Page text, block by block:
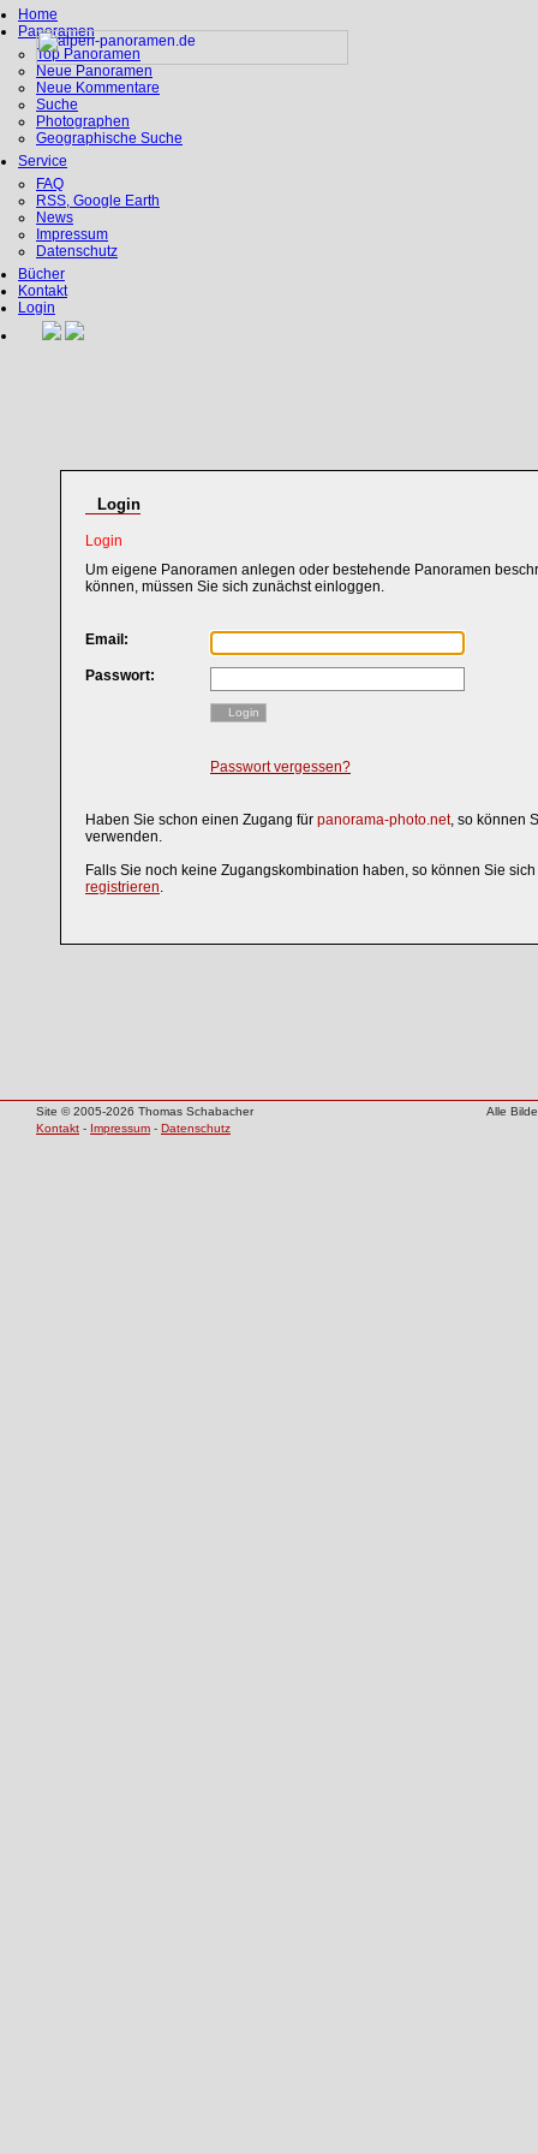
Home
Panoramen
Top Panoramen
Neue Panoramen
Neue Kommentare
Suche
Photographen
Geographische Suche
Service
FAQ
RSS, Google Earth
News
Impressum
Datenschutz
Bücher
Kontakt
Login
Login
Login
Um eigene Panoramen anlegen oder bestehende Panoramen
können, müssen Sie sich zunächst einloggen.
Email:
Passwort:
Login
Passwort vergessen?
Haben Sie schon einen Zugang für panorama-photo.net, so können
verwenden.
Falls Sie noch keine Zugangskombination haben, so können Sie sich
registrieren.
Site © 2005-2026 Thomas Schabacher
Alle
Kontakt - Impressum - Datenschutz